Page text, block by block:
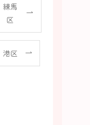
練馬
区
港区